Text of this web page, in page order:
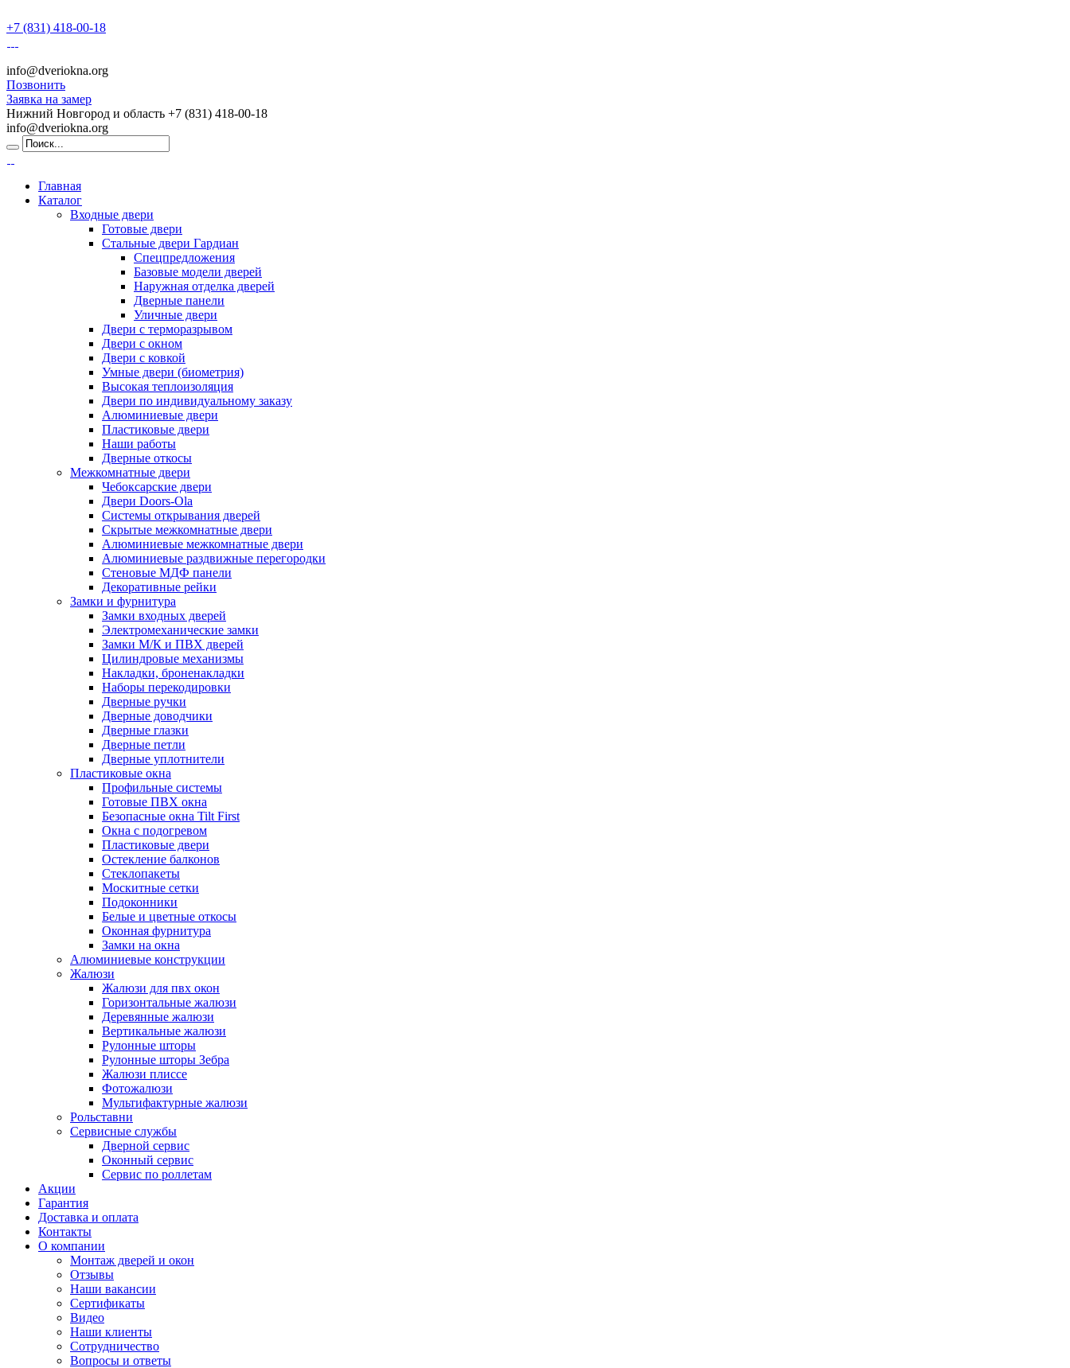
+7 (831) 418-00-18
info@dveriokna.org
Позвонить
Заявка на замер
Нижний Новгород и область +7 (831) 418-00-18
info@dveriokna.org
Главная
Каталог
Входные двери
Готовые двери
Стальные двери Гардиан
Спецпредложения
Базовые модели дверей
Наружная отделка дверей
Дверные панели
Уличные двери
Двери с терморазрывом
Двери с окном
Двери с ковкой
Умные двери (биометрия)
Высокая теплоизоляция
Двери по индивидуальному заказу
Алюминиевые двери
Пластиковые двери
Наши работы
Дверные откосы
Межкомнатные двери
Чебоксарские двери
Двери Doors-Ola
Системы открывания дверей
Скрытые межкомнатные двери
Алюминиевые межкомнатные двери
Алюминиевые раздвижные перегородки
Стеновые МДФ панели
Декоративные рейки
Замки и фурнитура
Замки входных дверей
Электромеханические замки
Замки М/К и ПВХ дверей
Цилиндровые механизмы
Накладки, броненакладки
Наборы перекодировки
Дверные ручки
Дверные доводчики
Дверные глазки
Дверные петли
Дверные уплотнители
Пластиковые окна
Профильные системы
Готовые ПВХ окна
Безопасные окна Tilt First
Окна с подогревом
Пластиковые двери
Остекление балконов
Стеклопакеты
Москитные сетки
Подоконники
Белые и цветные откосы
Оконная фурнитура
Замки на окна
Алюминиевые конструкции
Жалюзи
Жалюзи для пвх окон
Горизонтальные жалюзи
Деревянные жалюзи
Вертикальные жалюзи
Рулонные шторы
Рулонные шторы Зебра
Жалюзи плиссе
Фотожалюзи
Мультифактурные жалюзи
Рольставни
Сервисные службы
Дверной сервис
Оконный сервис
Сервис по роллетам
Акции
Гарантия
Доставка и оплата
Контакты
О компании
Монтаж дверей и окон
Отзывы
Наши вакансии
Сертификаты
Видео
Наши клиенты
Сотрудничество
Вопросы и ответы